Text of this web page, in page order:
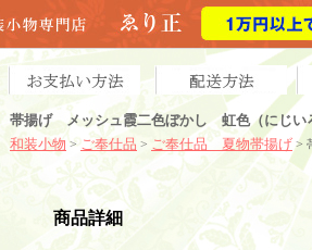
帯揚げ メッシュ霞二色ぼかし 虹色（にじい
和装小物 > ご奉仕品 > ご奉仕品 夏物帯揚げ>
商品詳細